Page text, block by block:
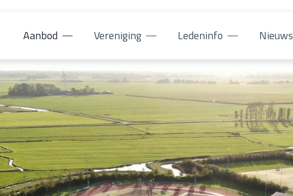
Aanbod Vereniging Ledeninfo Nieuws